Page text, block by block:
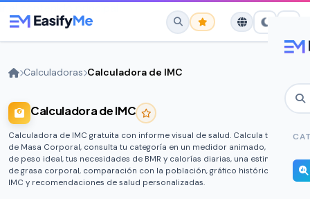
Star any tool to save it here for quick
access.
Calculadoras Calculadora de IMC
Calculadora de IMC
Calculadora de IMC gratuita con informe visual de salud. Calcula tu Índice
de Masa Corporal, consulta tu categoría en un medidor animado, tu rango
de peso ideal, tus necesidades de BMR y calorías diarias, una estimación
de grasa corporal, comparación con la población, gráfico histórico de
IMC y recomendaciones de salud personalizadas.